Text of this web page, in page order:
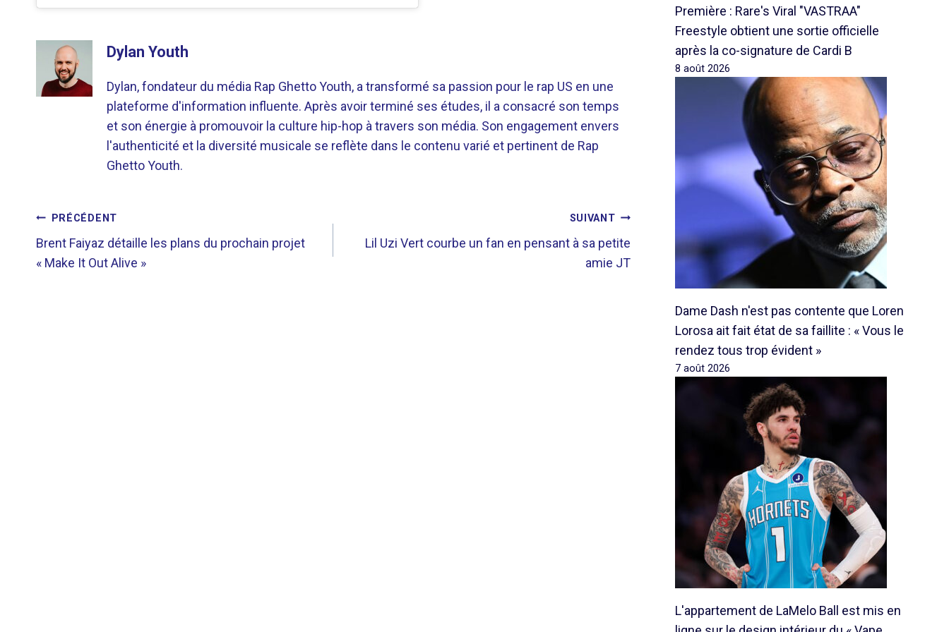
Dylan Youth
Dylan, fondateur du média Rap Ghetto Youth, a transformé sa passion pour le rap US en une
plateforme d'information influente. Après avoir terminé ses études, il a consacré son temps
et son énergie à promouvoir la culture hip-hop à travers son média. Son engagement envers
l'authenticité et la diversité musicale se reflète dans le contenu varié et pertinent de Rap
Ghetto Youth.
NAVIGATION
DE
PRÉCÉDENT
Brent Faiyaz détaille les plans du prochain projet
« Make It Out Alive »
SUIVANT
Lil Uzi Vert courbe un fan en pensant à sa petite
amie JT
Première : Rare's Viral "VASTRAA"
Freestyle obtient une sortie officielle
après la co-signature de Cardi B
8 août 2026
Dame Dash n'est pas contente que Loren
Lorosa ait fait état de sa faillite : « Vous le
rendez tous trop évident »
7 août 2026
L'appartement de LaMelo Ball est mis en